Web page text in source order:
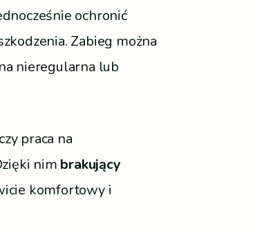
ochronić
Zabieg można
nieregularna lub
czy praca na
nim brakujący
komfortowy i